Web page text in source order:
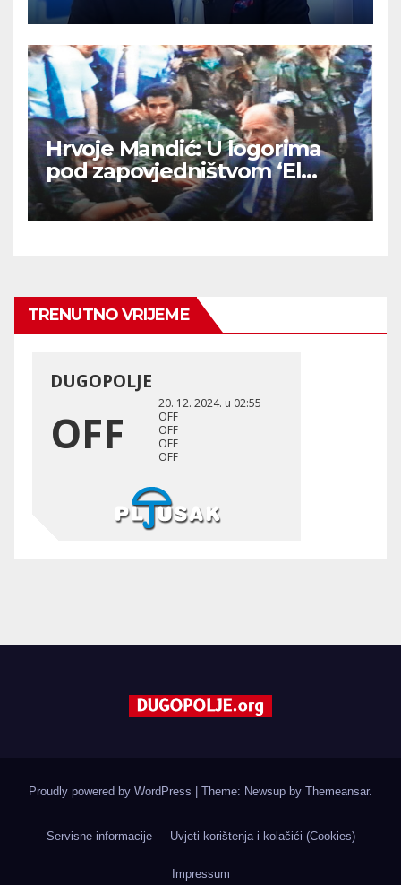
Hrvoje Mandić: U logorima
pod zapovjedništvom ‘El
Mudžahid’ u BiH su Hrvatima
ritualno odsijecali glave
TRENUTNO VRIJEME
Proudly powered by WordPress Theme: Newsup by Themeansar.
Servisne informacije Uvjeti korištenja i kolačići (Cookies)
Impressum